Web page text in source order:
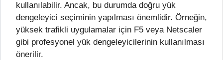
kullanılabilir. Ancak, bu durumda doğru yük
dengeleyici seçiminin yapılması önemlidir. Örneğin,
yüksek trafikli uygulamalar için F5 veya Netscaler
gibi profesyonel yük dengeleyicilerinin kullanılması
önerilir.